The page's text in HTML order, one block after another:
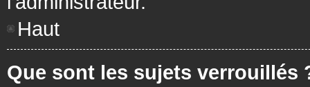
Haut
Que sont les sujets verrouillés